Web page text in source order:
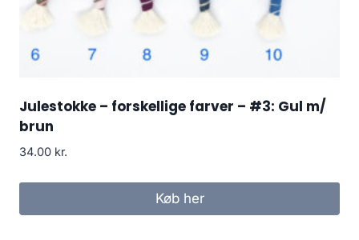
Julestokke – forskellige farver – #3: Gul m/
brun
34.00 kr.
Køb her